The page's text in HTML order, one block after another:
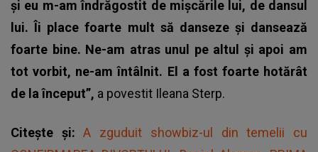
și eu m-am îndrăgostit de mișcările lui, de dansul
lui. Îi place foarte mult să danseze și dansează
foarte bine. Ne-am atras unul pe altul și apoi am
tot vorbit, ne-am întâlnit. El a fost foarte hotărât
de la început”, a povestit Ileana Sterp.
Citește și:A zguduit showbiz-ul din temelii cu